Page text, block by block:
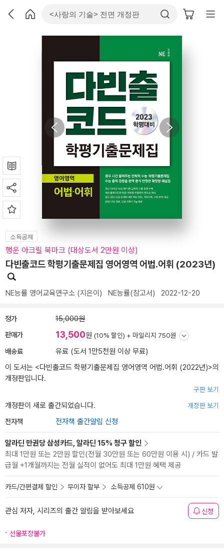
소득공제
행운 아크릴 북마크 (대상도서 2만원 이상)
다빈출코드 학평기출문제집 영어영역 어법.어휘 (2023년)
NE능률 영어교육연구소 (지은이) NE능률(참고서) 2022-12-20
정가 15,000원
판매가 13,500원 (10% 할인) + 마일리지 750원
배송료
유료 (도서 1만5천원 이상 무료)
이 도서는 <다빈출코드 학평기출문제집 영어영역 어법.어휘 (2022년)>의
개정판입니다.
구판 보기
개정판이 새로 출간되었습니다. 개정판 보기
전자책 전자책 출간알림 신청
알라딘 만권당 삼성카드, 알라딘 15% 청구 할인
최대 1만원 또는 2만원 할인(전월 30만원 또는 60만원 이용 시) / 카드 발
급월 +1개월까지는 전월 실적이 없어도 최대 1만원 혜택 제공
카드/간편결제 할인 무이자 할부 소득공제 610원
관심 저자, 시리즈의 출간 알림을 받아보세요 신청
선물포장불가